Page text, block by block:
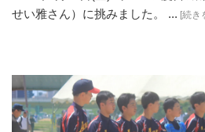
せい雅さん）に挑みました。 ... [続き